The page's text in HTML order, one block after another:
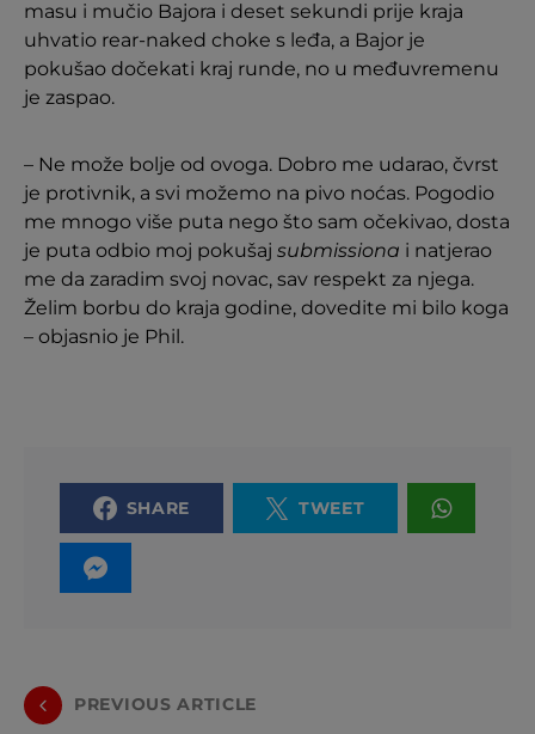
masu i mučio Bajora i deset sekundi prije kraja
uhvatio rear-naked choke s leđa, a Bajor je
pokušao dočekati kraj runde, no u međuvremenu
je zaspao.
– Ne može bolje od ovoga. Dobro me udarao, čvrst
je protivnik, a svi možemo na pivo noćas. Pogodio
me mnogo više puta nego što sam očekivao, dosta
je puta odbio moj pokušaj submissiona i natjerao
me da zaradim svoj novac, sav respekt za njega.
Želim borbu do kraja godine, dovedite mi bilo koga
– objasnio je Phil.
SHARE TWEET
PREVIOUS ARTICLE